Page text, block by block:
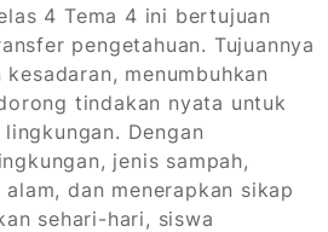
4 Tema 4 ini bertujuan
pengetahuan. Tujuannya
menumbuhkan
tindakan nyata untuk
Dengan
jenis sampah,
dan menerapkan sikap
sehari-hari, siswa